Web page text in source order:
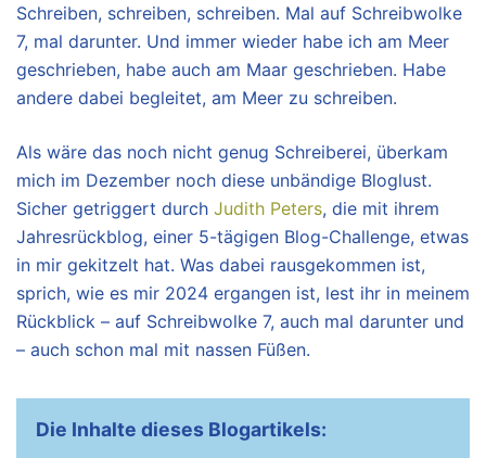
Schreiben, schreiben, schreiben. Mal auf Schreibwolke
7, mal darunter. Und immer wieder habe ich am Meer
geschrieben, habe auch am Maar geschrieben. Habe
andere dabei begleitet, am Meer zu schreiben.
Als wäre das noch nicht genug Schreiberei, überkam
mich im Dezember noch diese unbändige Bloglust.
Sicher getriggert durch Judith Peters, die mit ihrem
Jahresrückblog, einer 5-tägigen Blog-Challenge, etwas
in mir gekitzelt hat. Was dabei rausgekommen ist,
sprich, wie es mir 2024 ergangen ist, lest ihr in meinem
Rückblick – auf Schreibwolke 7, auch mal darunter und
– auch schon mal mit nassen Füßen.
Die Inhalte dieses Blogartikels: